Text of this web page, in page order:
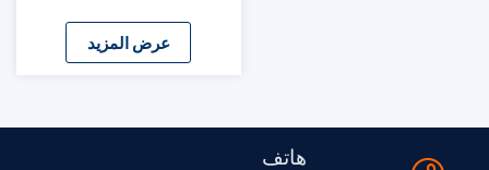
الطاقة
عرض المزيد
هاتف